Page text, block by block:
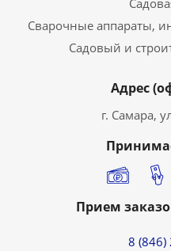
Сварочные аппараты,
Садовый и
Адрес
г. Самара,
Прием
8 (846)